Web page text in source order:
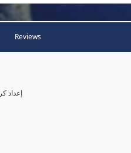
Reviews
إعداد